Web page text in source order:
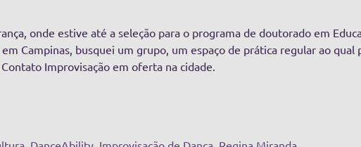
onde estive até a seleção para o programa de doutorado em
Campinas, busquei um grupo, um espaço de prática regular ao qual
Improvisação em oferta na cidade.